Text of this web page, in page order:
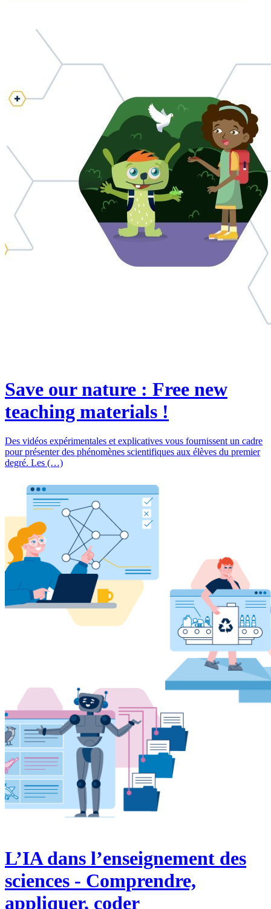
Save our nature : Free new
teaching materials !
Des vidéos expérimentales et explicatives vous fournissent un cadre
pour présenter des phénomènes scientifiques aux élèves du premier
degré. Les (…)
L’IA dans l’enseignement des
sciences - Comprendre,
appliquer, coder